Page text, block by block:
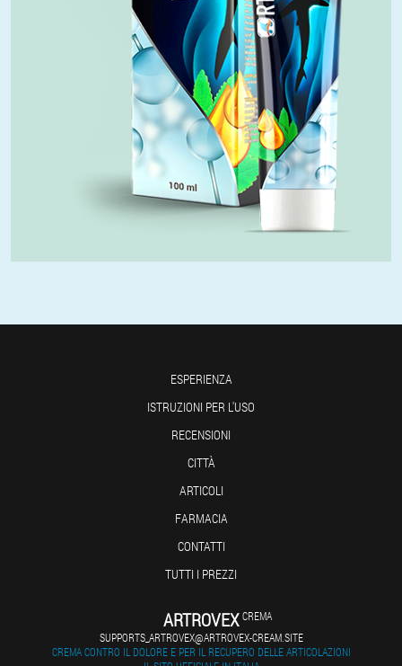
ESPERIENZA
ISTRUZIONI PER L'USO
RECENSIONI
CITTÀ
ARTICOLI
FARMACIA
CONTATTI
TUTTI I PREZZI
ARTROVEX CREMA
SUPPORTS_ARTROVEX@ARTROVEX-CREAM.SITE
CREMA CONTRO IL DOLORE E PER IL RECUPERO DELLE ARTICOLAZIONI